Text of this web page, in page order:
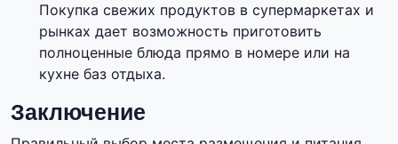
Покупка свежих продуктов в супермаркетах и
рынках дает возможность приготовить
полноценные блюда прямо в номере или на
кухне баз отдыха.
Заключение